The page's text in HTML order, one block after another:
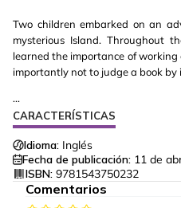
Two children embarked on an
mysterious Island. Throughout
learned the importance of
importantly not to judge a book by
...
CARACTERÍSTICAS
Idioma: Inglés
Fecha de publicación: 11 de
ISBN: 9781543750232
Comentarios